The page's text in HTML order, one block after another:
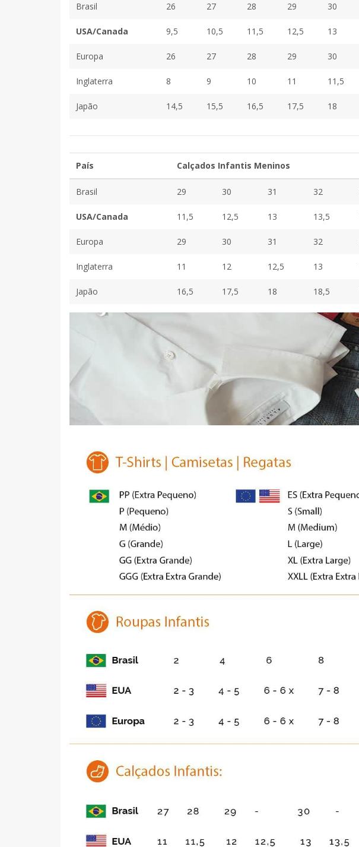
Brasil 26 27 28 29 30
USA/Canada 9,5 10,5 11,5 12,5 13
Europa 26 27 28 29 30
Inglaterra 8 9 10 11 11,5
Japão 14,5 15,5 16,5 17,5 18
País Calçados Infantis Meninos
Brasil 29 30 31 32
USA/Canada 11,5 12,5 13 13,5
Europa 29 30 31 32
Inglaterra 11 12 12,5 13
Japão 16,5 17,5 18 18,5